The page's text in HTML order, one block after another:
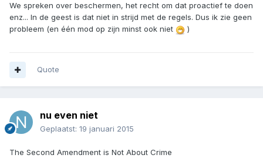
We spreken over beschermen, het recht om dat proactief te doen
enz... In de geest is dat niet in strijd met de regels. Dus ik zie geen
probleem (en één mod op zijn minst ook niet
)
Quote
nu even niet
Geplaatst: 19 januari 2015
The Second Amendment is Not About Crime